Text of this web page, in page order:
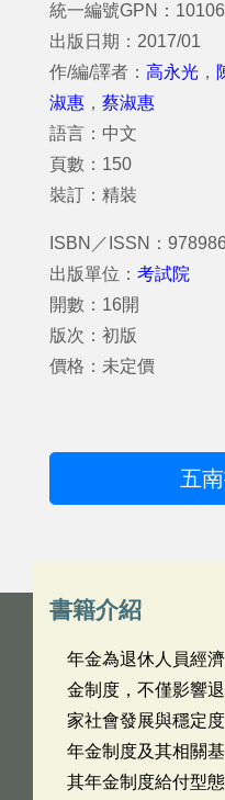
統一編號GPN：
出版日期：2017/01
作/編/譯者： 高永光 ，
淑惠 ， 蔡淑惠
語言：中文
頁數：150
裝訂：精裝
ISBN／ISSN：
出版單位： 考試院
開數：16開
版次：初版
價格：未定價
五
書籍介紹
年金為退休人員經
金制度，不僅影響
家社會發展與穩定
年金制度及其相關
其年金制度給付型